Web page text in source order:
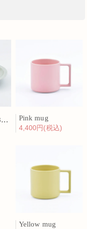
リムプレート 23cm 呉須散
Pink mug
4,400円(税込)
Yellow mug